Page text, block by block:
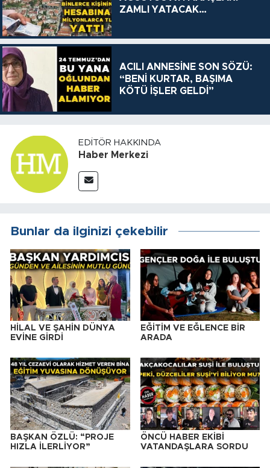
ZAMLI YATACAK…
ACILI ANNESİNE SON SÖZÜ:
“BENİ KURTAR, BAŞIMA
KÖTÜ İŞLER GELDİ”
EDITÖR HAKKINDA
Haber Merkezi
Bunlar da ilginizi çekebilir
HİLAL VE ŞAHİN DÜNYA
EVİNE GİRDİ
EĞİTİM VE EĞLENCE BİR
ARADA
BAŞKAN ÖZLÜ: “PROJE
HIZLA İLERLİYOR”
ÖNCÜ HABER EKİBİ
VATANDAŞLARA SORDU